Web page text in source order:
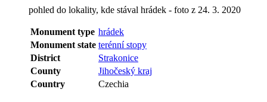
pohled do lokality, kde stával hrádek - foto z 24. 3. 2020
Monument type hrádek
Monument state terénní stopy
District
Strakonice
County
Jihočeský kraj
Country
Czechia